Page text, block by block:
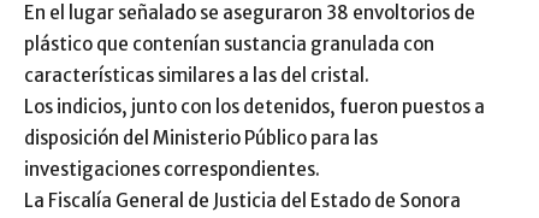
En el lugar señalado se aseguraron 38 envoltorios de
plástico que contenían sustancia granulada con
características similares a las del cristal.
Los indicios, junto con los detenidos, fueron puestos a
disposición del Ministerio Público para las
investigaciones correspondientes.
La Fiscalía General de Justicia del Estado de Sonora